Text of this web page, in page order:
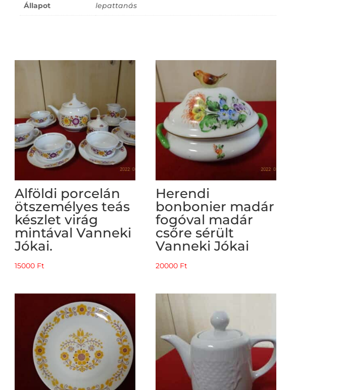
Állapot lepattanás
Alföldi porcelán
ötszemélyes teás
készlet virág
mintával Vanneki
Jókai.
15000 Ft
Herendi
bonbonier madár
fogóval madár
csőre sérült
Vanneki Jókai
20000 Ft